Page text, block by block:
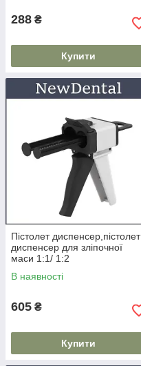
288 ₴
Купити
Пістолет диспенсер,пістолет
диспенсер для зліпочної
маси 1:1/ 1:2
В наявності
605 ₴
Купити